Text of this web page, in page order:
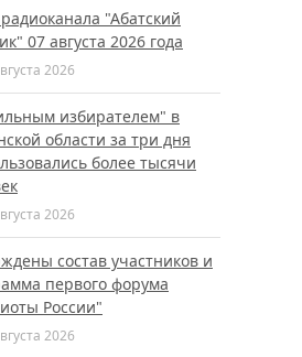
"Абатский
07 августа 2026 года
2026
избирателем" в
области за три дня
более тысячи
2026
состав участников и
первого форума
России"
2026